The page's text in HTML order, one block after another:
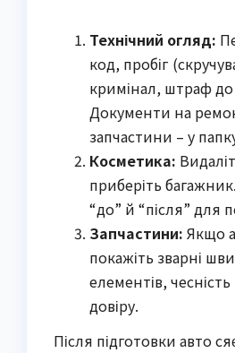
Технічний огляд:
код, пробіг
кримінал, штраф до
Документи на
запчастини – у
Косметика:
приберіть
“до” й “після” для
Запчастини: Якщо
покажіть зварні
елементів,
довіру.
Після підготовки авто